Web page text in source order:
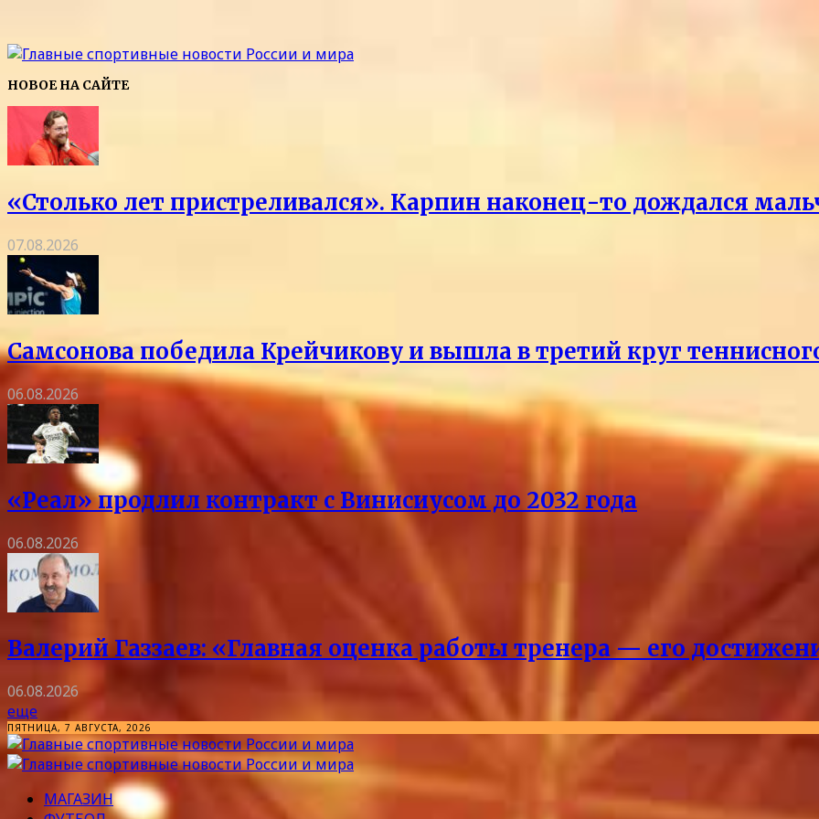
НОВОЕ НА САЙТЕ
«Столько лет пристреливался». Карпин наконец-то дождался
07.08.2026
Самсонова победила Крейчикову и вышла в третий круг
06.08.2026
«Реал» продлил контракт с Винисиусом до 2032 года
06.08.2026
Валерий Газзаев: «Главная оценка работы тренера — его
06.08.2026
еще
ПЯТНИЦА, 7 АВГУСТА, 2026
МАГАЗИН